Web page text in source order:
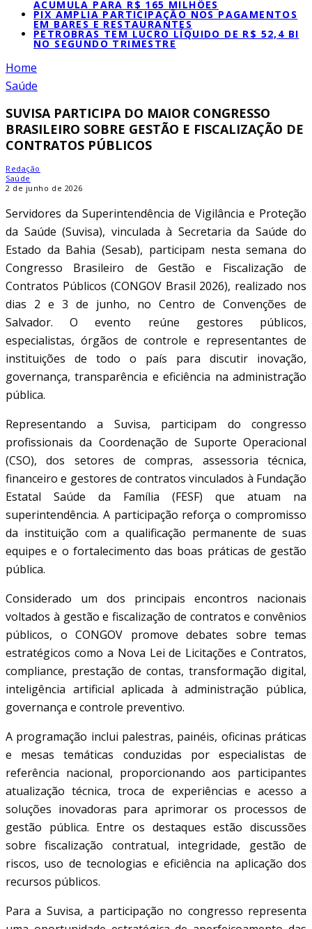
ACUMULA PARA R$ 165 MILHÕES
PIX AMPLIA PARTICIPAÇÃO NOS PAGAMENTOS
EM BARES E RESTAURANTES
PETROBRAS TEM LUCRO LÍQUIDO DE R$ 52,4 BI
NO SEGUNDO TRIMESTRE
Home
Saúde
SUVISA PARTICIPA DO MAIOR CONGRESSO
BRASILEIRO SOBRE GESTÃO E FISCALIZAÇÃO DE
CONTRATOS PÚBLICOS
Redação
Saúde
2 de junho de 2026
Servidores da Superintendência de Vigilância e Proteção
da Saúde (Suvisa), vinculada à Secretaria da Saúde do
Estado da Bahia (Sesab), participam nesta semana do
Congresso Brasileiro de Gestão e Fiscalização de
Contratos Públicos (CONGOV Brasil 2026), realizado nos
dias 2 e 3 de junho, no Centro de Convenções de
Salvador. O evento reúne gestores públicos,
especialistas, órgãos de controle e representantes de
instituições de todo o país para discutir inovação,
governança, transparência e eficiência na administração
pública.
Representando a Suvisa, participam do congresso
profissionais da Coordenação de Suporte Operacional
(CSO), dos setores de compras, assessoria técnica,
financeiro e gestores de contratos vinculados à Fundação
Estatal Saúde da Família (FESF) que atuam na
superintendência. A participação reforça o compromisso
da instituição com a qualificação permanente de suas
equipes e o fortalecimento das boas práticas de gestão
pública.
Considerado um dos principais encontros nacionais
voltados à gestão e fiscalização de contratos e convênios
públicos, o CONGOV promove debates sobre temas
estratégicos como a Nova Lei de Licitações e Contratos,
compliance, prestação de contas, transformação digital,
inteligência artificial aplicada à administração pública,
governança e controle preventivo.
A programação inclui palestras, painéis, oficinas práticas
e mesas temáticas conduzidas por especialistas de
referência nacional, proporcionando aos participantes
atualização técnica, troca de experiências e acesso a
soluções inovadoras para aprimorar os processos de
gestão pública. Entre os destaques estão discussões
sobre fiscalização contratual, integridade, gestão de
riscos, uso de tecnologias e eficiência na aplicação dos
recursos públicos.
Para a Suvisa, a participação no congresso representa